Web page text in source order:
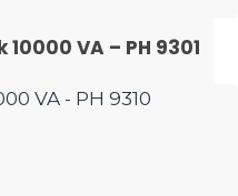
VA – PH 9301